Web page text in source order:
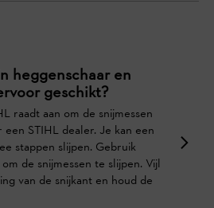
heggenschaar en
geschikt?
raadt aan om de snijmessen
STIHL dealer. Je kan een
stappen slijpen. Gebruik
de snijmessen te slijpen. Vijl
van de snijkant en houd de